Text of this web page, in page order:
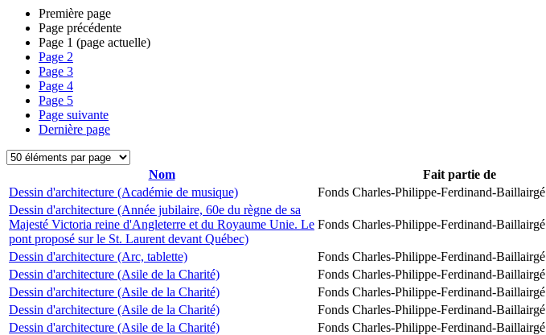
Première page
Page précédente
Page 1 (page actuelle)
Page 2
Page 3
Page 4
Page 5
Page suivante
Dernière page
Nom Fait partie de
Dessin d'architecture (Académie de musique)
Fonds Charles-Philippe-Ferdinand-Baillairgé
Dessin d'architecture (Année jubilaire, 60e du règne de sa
Majesté Victoria reine d'Angleterre et du Royaume Unie. Le
pont proposé sur le St. Laurent devant Québec)
Fonds Charles-Philippe-Ferdinand-Baillairgé
Dessin d'architecture (Arc, tablette) Fonds Charles-Philippe-Ferdinand-Baillairgé
Dessin d'architecture (Asile de la Charité)
Fonds Charles-Philippe-Ferdinand-Baillairgé
Dessin d'architecture (Asile de la Charité)
Fonds Charles-Philippe-Ferdinand-Baillairgé
Dessin d'architecture (Asile de la Charité)
Fonds Charles-Philippe-Ferdinand-Baillairgé
Dessin d'architecture (Asile de la Charité)
Fonds Charles-Philippe-Ferdinand-Baillairgé